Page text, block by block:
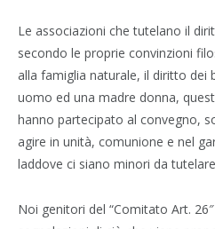
Le associazioni che tutelano il
secondo le proprie convinzioni
alla famiglia naturale, il diritto dei
uomo ed una madre donna,
hanno partecipato al convegno,
agire in unità, comunione e nel
laddove ci siano minori da
Noi genitori del “Comitato Art.